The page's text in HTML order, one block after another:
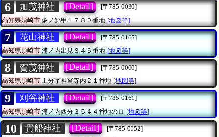
6 加茂神社 [Detail]
[〒785-0030]
高知県須崎市 多ノ郷甲１７８０番地 [地図等]
7 花山神社 [Detail]
[〒785-0165]
高知県須崎市浦ノ内出見８４６番地 [地図等]
8 賀茂神社 [Detail]
[〒785-0000]
高知県須崎市上分字神宮寺丙２１番地 [地図等]
9 刈谷神社 [Detail]
[〒785-0161]
高知県須崎市浦ノ内西分３５４４番地のロ [地図等]
10 貴船神社 [Detail]
[〒785-0052]